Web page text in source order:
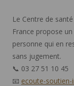
Le Centre de
France propose
personne qui en
sans jugement.
📞 03 27 51 10 45
📧 ecoute-